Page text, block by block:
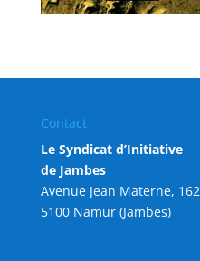
Contact
Le Syndicat d’Initiative
de Jambes
Avenue Jean Materne, 162
5100 Namur (Jambes)